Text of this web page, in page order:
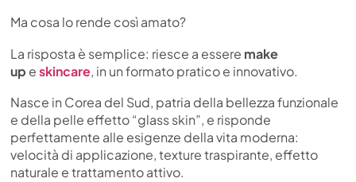
Ma cosa lo rende così amato?
La risposta è semplice: riesce a essere make
up e skincare, in un formato pratico e innovativo.
Nasce in Corea del Sud, patria della bellezza funzionale
e della pelle effetto “glass skin”, e risponde
perfettamente alle esigenze della vita moderna:
velocità di applicazione, texture traspirante, effetto
naturale e trattamento attivo.